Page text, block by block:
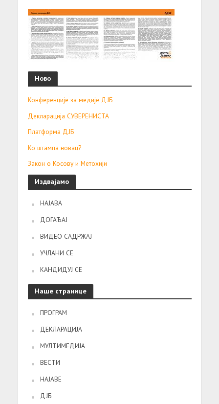
Ново
Конференције за медије ДЈБ
Декларација СУВЕРЕНИСТА
Платформа ДЈБ
Ко штампа новац?
Закон о Косову и Метохији
Издвајамо
НАЈАВА
ДОГАЂАЈ
ВИДЕО САДРЖАЈ
УЧЛАНИ СЕ
КАНДИДУЈ СЕ
Наше странице
ПРОГРАМ
ДЕКЛАРАЦИЈА
МУЛТИМЕДИЈА
ВЕСТИ
НАЈАВЕ
ДЈБ